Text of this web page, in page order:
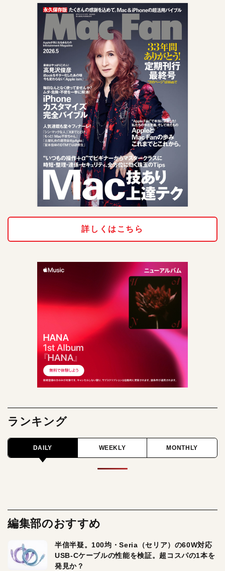
詳しくはこちら
ランキング
DAILY WEEKLY MONTHLY
編集部のおすすめ
半信半疑。100均・Seria（セリア）の60W対応
USB-Cケーブルの性能を検証。超コスパの1本を
発見か？